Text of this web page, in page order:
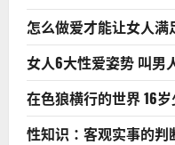
怎么做爱才能让女人满
女人6大性爱姿势 叫男
在色狼横行的世界 16
性知识：客观实事的判